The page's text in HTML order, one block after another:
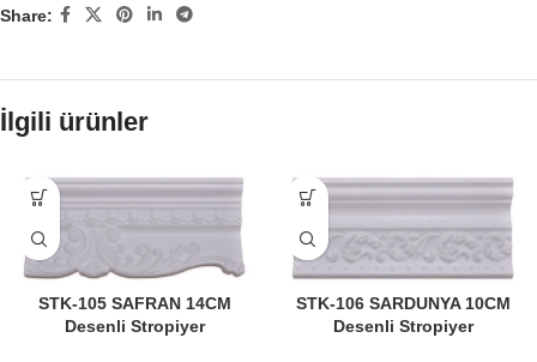
Share:
İlgili ürünler
STK-105 SAFRAN 14CM
Desenli Stropiyer
STK-106 SARDUNYA 10CM
Desenli Stropiyer